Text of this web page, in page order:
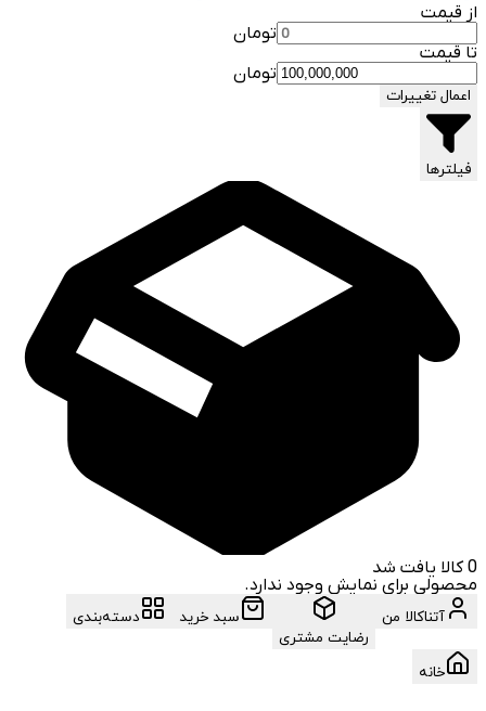
از قیمت
تومان
تا قیمت
تومان
اعمال تغییرات
فیلترها
0 کالا یافت شد
محصولی برای نمایش وجود ندارد.
آتناکالا من
رضایت مشتری
سبد خرید دسته‌بندی
خانه